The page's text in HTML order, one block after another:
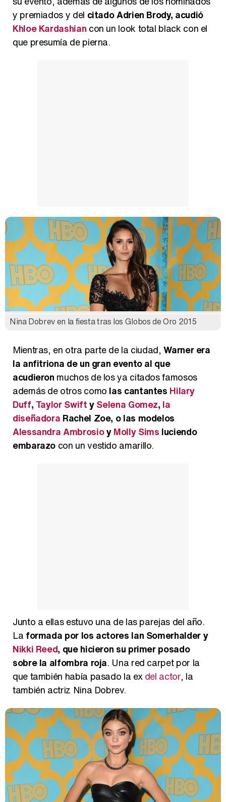
y premiados y del citado Adrien Brody, acudió
Khloe Kardashian con un look total black con el
que presumía de pierna.
Nina Dobrev en la fiesta tras los Globos de Oro 2015
Mientras, en otra parte de la ciudad,Warner era
la anfitriona de un gran evento al que
acudieron muchos de los ya citados famosos
además de otros como las cantantes Hilary
Duff, Taylor SwiftySelena Gomez, la
diseñadora Rachel Zoe, o las modelos
Alessandra AmbrosioyMolly Sims luciendo
embarazo con un vestido amarillo.
Junto a ellas estuvo una de las parejas del año.
La formada por los actores Ian Somerhalder y
Nikki Reed, que hicieron su primer posado
sobre la alfombra roja. Una red carpet por la
que también había pasado la exdel actor, la
también actriz Nina Dobrev.